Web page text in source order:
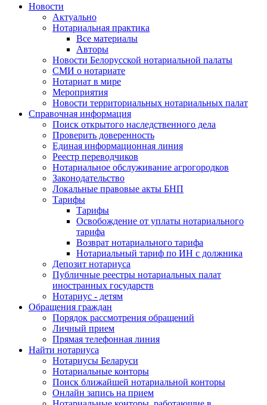
Новости
Актуально
Нотариальная практика
Все материалы
Авторы
Новости Белорусской нотариальной палаты
СМИ о нотариате
Нотариат в мире
Мероприятия
Новости территориальных нотариальных палат
Справочная информация
Поиск открытого наследственного дела
Проверить доверенность
Единая информационная линия
Реестр переводчиков
Нотариальное обслуживание агрогородков
Законодательство
Локальные правовые акты БНП
Тарифы
Тарифы
Освобождение от уплаты нотариального
тарифа
Возврат нотариального тарифа
Нотариальный тариф по ИН с должника
Депозит нотариуса
Публичные реестры нотариальных палат
иностранных государств
Нотариус - детям
Обращения граждан
Порядок рассмотрения обращений
Личный прием
Прямая телефонная линия
Найти нотариуса
Нотариусы Беларуси
Нотариальные конторы
Поиск ближайшей нотариальной конторы
Онлайн запись на прием